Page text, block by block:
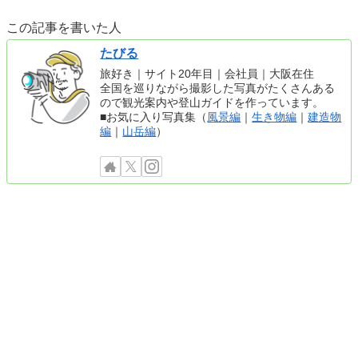
この記事を書いた人
たびる
旅好き｜サイト20年目｜会社員｜大阪在住
全国を巡りながら撮影した写真がたくさんある
ので観光案内や登山ガイドを作っています。
■お気に入り写真集（ 風景編 ｜生き物編 ｜建造物
編 ｜ 山岳編）